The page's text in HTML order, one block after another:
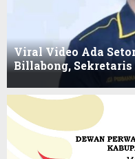
Viral Video Ada
Billabong, Sekretaris